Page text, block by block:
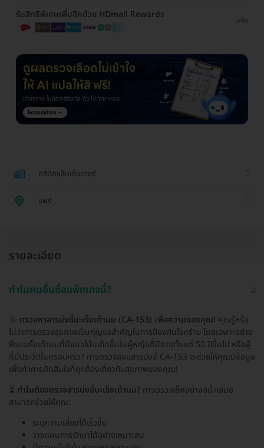
รับสิทธิพิเศษเพิ่มอีกด้วย HDmall Rewards
ดูเพิ่ม
คลินิกแล็บเซ็นเตอร์
แพร่
รายละเอียด
ทำไมคนอื่นซื้อแพ็กเกจนี้?
🩺 ตรวจหาสารบ่งชี้มะเร็งเต้านม (CA-153) เพื่อความของคุณ! คุณรู้หรือ
ไม่ว่าการตรวจสุขภาพเป็นกุญแจสำคัญในการป้องกันโรคร้าย โดยเฉพาะอย่าง
ยิ่งมะเร็งเต้านมที่มีแนวโน้มเกิดขึ้นในผู้หญิงที่มีอายุตั้งแต่ 50 ปีขึ้นไป หรือผู้
ที่มีประวัติในครอบครัว? การตรวจสอบสารบ่งชี้ CA-153 จะช่วยให้คุณมีข้อมูล
เพื่อทำการตัดสินใจที่ถูกต้องเกี่ยวกับสุขภาพของคุณ!
⏳ ทำไมต้องตรวจสารบ่งชี้มะเร็งเต้านม? การตรวจเช็คอย่างสม่ำเสมอ
สามารถช่วยให้คุณ:
ระบุความเสี่ยงได้เร็วขึ้น
วางแผนการรักษาได้อย่างเหมาะสม